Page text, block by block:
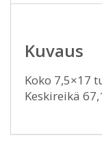
Kuvaus
Koko 7,5×17
Keskireikä